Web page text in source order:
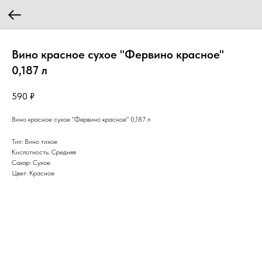
Вино красное сухое "Фервино красное"
0,187 л
590 ₽
Вино красное сухое "Фервино красное" 0,187 л
Тип: Вино тихое
Кислотность: Средняя
Сахар: Сухое
Цвет: Красное